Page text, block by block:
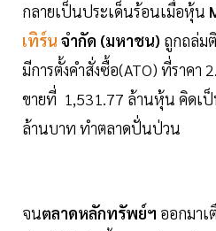
กลายเป็นประเด็นร้อนเมื่อหุ้น
เทิร์น จำกัด (มหาชน) ถูกถล่ม
มีการตั้งคำสั่งซื้อ(ATO) ที่ราคา
ขายที่ 1,531.77 ล้านหุ้น คิดเป็
ล้านบาท ทำตลาดปั่นป่วน
จนตลาดหลักทรัพย์ฯ ออกมาเ